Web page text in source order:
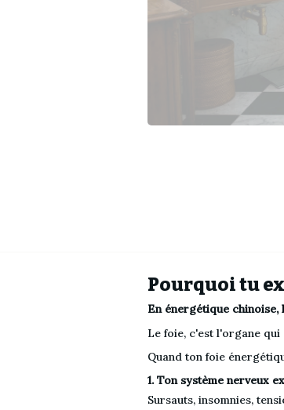
Pourquoi tu
En énergétique
Le foie, c'est l'organe
Quand ton foie
1. Ton système nerveux
Sursauts, insomnies,